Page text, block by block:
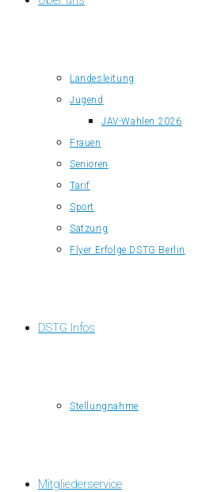
Landesleitung
Jugend
JAV-Wahlen 2026
Frauen
Senioren
Tarif
Sport
Satzung
Flyer Erfolge DSTG Berlin
DSTG Infos
Stellungnahme
Mitgliederservice